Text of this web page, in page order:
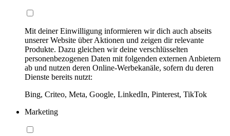
Mit deiner Einwilligung informieren wir dich auch abseits
unserer Website über Aktionen und zeigen dir relevante
Produkte. Dazu gleichen wir deine verschlüsselten
personenbezogenen Daten mit folgenden externen Anbietern
ab und nutzen deren Online-Werbekanäle, sofern du deren
Dienste bereits nutzt:
Bing, Criteo, Meta, Google, LinkedIn, Pinterest, TikTok
Marketing